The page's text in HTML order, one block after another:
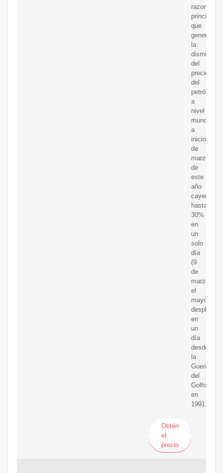
razones
principales
que
generaron
la
del
precio
del
petróleo
a
nivel
mundial
a
inicios
de
marzo
de
este
año
cayendo
hasta
30%
en
un
solo
día
(9
de
marzo),
el
mayor
desplome
en
un
día
desde
la
Guerra
del
Golfo
en
1991:
Obtén
el
precio